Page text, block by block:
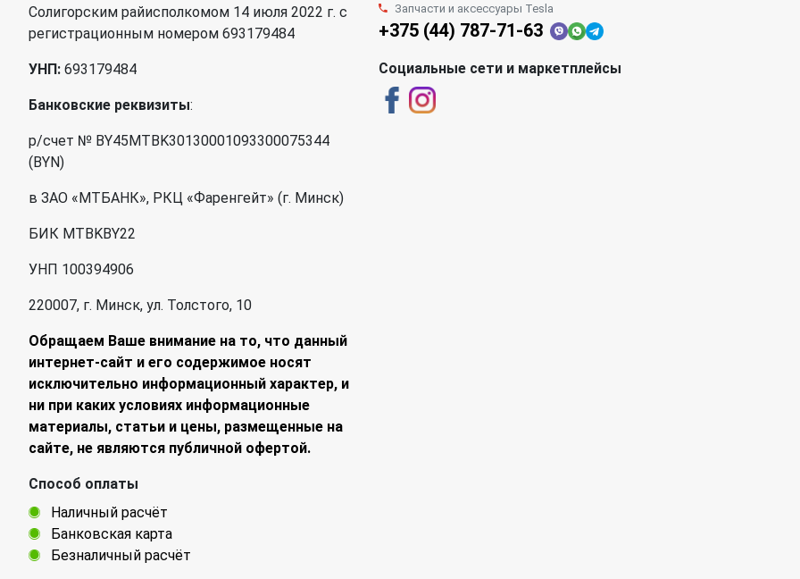
Солигорским райисполкомом 14 июля 2022 г. с
регистрационным номером 693179484
УНП: 693179484
Банковские реквизиты:
р/счет № BY45MTBK30130001093300075344
(BYN)
в ЗАО «МТБАНК», РКЦ «Фаренгейт» (г. Минск)
БИК MTBKBY22
УНП 100394906
220007, г. Минск, ул. Толстого, 10
Обращаем Ваше внимание на то, что данный
интернет-сайт и его содержимое носят
исключительно информационный характер, и
ни при каких условиях информационные
материалы, статьи и цены, размещенные на
сайте, не являются публичной офертой.
Способ оплаты
Наличный расчёт
Банковская карта
Безналичный расчёт
Запчасти и аксессуары Tesla
+375 (44) 787-71-63
Социальные сети и маркетплейсы